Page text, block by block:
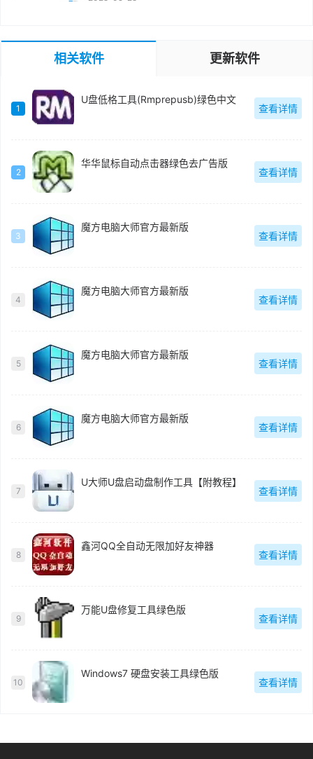
相关软件 更新软件
1
U盘低格工具(Rmprepusb)绿色中文
查看详情
2
华华鼠标自动点击器绿色去广告版
查看详情
3
魔方电脑大师官方最新版
查看详情
4
魔方电脑大师官方最新版
查看详情
5
魔方电脑大师官方最新版
查看详情
6
魔方电脑大师官方最新版
查看详情
7
U大师U盘启动盘制作工具【附教程】
查看详情
8
鑫河QQ全自动无限加好友神器
查看详情
9
万能U盘修复工具绿色版
查看详情
10
Windows7 硬盘安装工具绿色版
查看详情